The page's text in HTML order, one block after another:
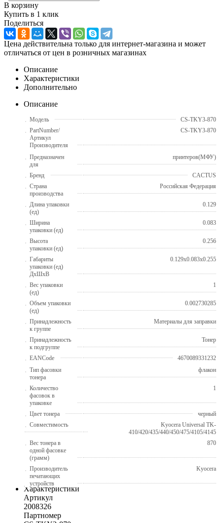
В корзину
Купить в 1 клик
Поделиться
Цена действительна только для интернет-магазина и может
отличаться от цен в розничных магазинах
Описание
Характеристики
Дополнительно
Описание
Модель
CS-TKY3-870
PartNumber/
Артикул
Производителя
CS-TKY3-870
Предназначен
для
принтеров(МФУ)
Бренд
CACTUS
Страна
производства
Российская Федерация
Длина упаковки
(ед)
0.129
Ширина
упаковки (ед)
0.083
Высота
упаковки (ед)
0.256
Габариты
упаковки (ед)
ДхШхВ
0.129x0.083x0.255
Вес упаковки
(ед)
1
Объем упаковки
(ед)
0.002730285
Принадлежность
к группе
Материалы для заправки
Принадлежность
к подгруппе
Тонер
EANCode
4670089331232
Тип фасовки
тонера
флакон
Количество
фасовок в
упаковке
1
Цвет тонера
черный
Совместимость
Kyocera Universal TK-
410/420/435/440/450/475/4105/4145
Вес тонера в
одной фасовке
(грамм)
870
Производитель
печатающих
устройств
Kyocera
Характеристики
Артикул
2008326
Партномер